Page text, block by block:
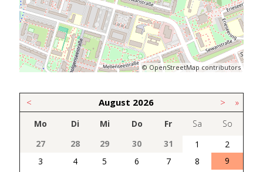
© OpenStreetMap contributors
< August 2026 > »
Mo Di Mi Do Fr Sa
So
27
28 29 30 31 1
2
3
4 5 6 7 8
9